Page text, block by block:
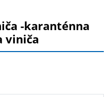
-karanténna
viniča